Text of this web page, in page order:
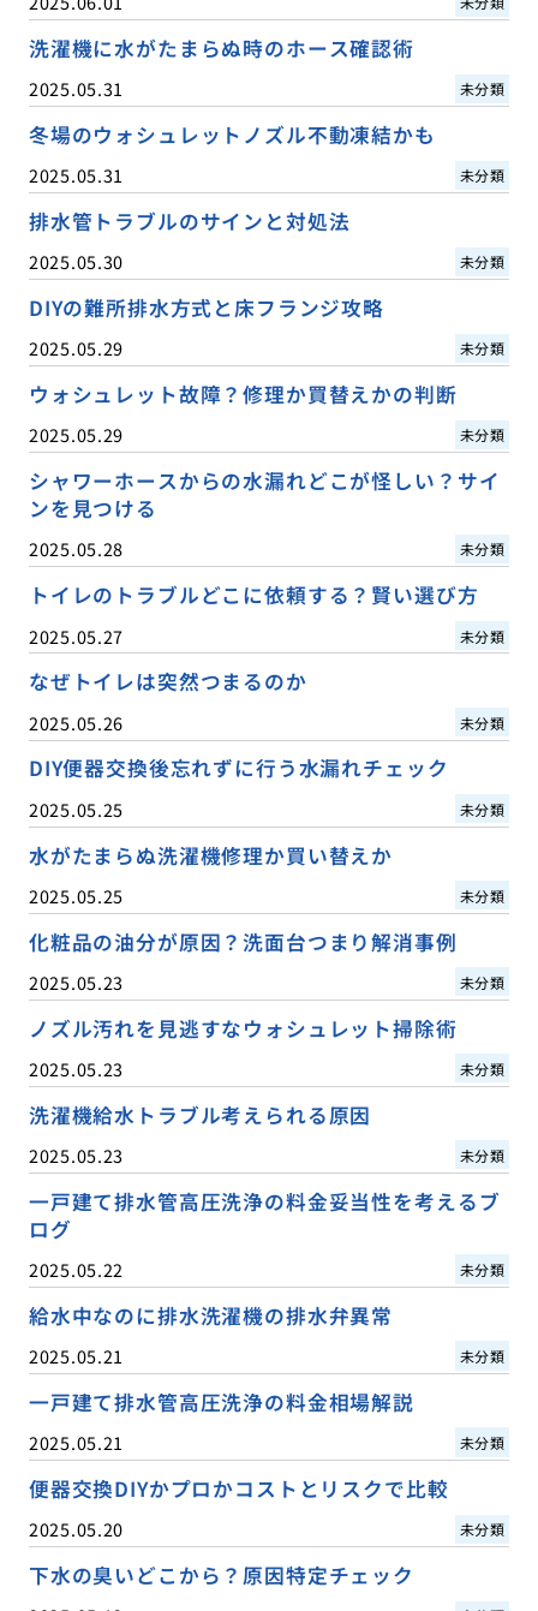
洗濯機に水がたまらぬ時のホース確認術
2025.05.31 未分類
冬場のウォシュレットノズル不動凍結かも
2025.05.31 未分類
排水管トラブルのサインと対処法
2025.05.30 未分類
DIYの難所排水方式と床フランジ攻略
2025.05.29 未分類
ウォシュレット故障？修理か買替えかの判断
2025.05.29 未分類
シャワーホースからの水漏れどこが怪しい？サイ
ンを見つける
2025.05.28 未分類
トイレのトラブルどこに依頼する？賢い選び方
2025.05.27 未分類
なぜトイレは突然つまるのか
2025.05.26 未分類
DIY便器交換後忘れずに行う水漏れチェック
2025.05.25 未分類
水がたまらぬ洗濯機修理か買い替えか
2025.05.25 未分類
化粧品の油分が原因？洗面台つまり解消事例
2025.05.23 未分類
ノズル汚れを見逃すなウォシュレット掃除術
2025.05.23 未分類
洗濯機給水トラブル考えられる原因
2025.05.23 未分類
一戸建て排水管高圧洗浄の料金妥当性を考えるブ
ログ
2025.05.22 未分類
給水中なのに排水洗濯機の排水弁異常
2025.05.21 未分類
一戸建て排水管高圧洗浄の料金相場解説
2025.05.21 未分類
便器交換DIYかプロかコストとリスクで比較
2025.05.20 未分類
下水の臭いどこから？原因特定チェック